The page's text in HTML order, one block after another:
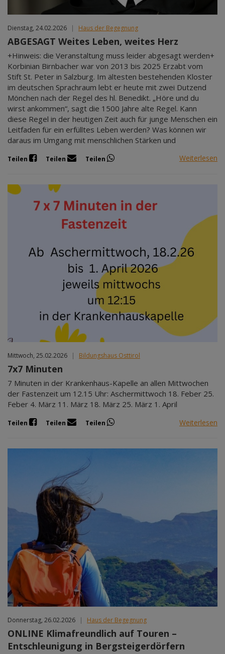
Dienstag, 24.02.2026 | Haus der Begegnung
ABGESAGT Weites Leben, weites Herz
+Hinweis: die Veranstaltung muss leider abgesagt werden+
Korbinian Birnbacher war von 2013 bis 2025 Erzabt vom
Stift St. Peter in Salzburg. Im ältesten bestehenden Kloster
im deutschen Sprachraum lebt er heute mit zwei Dutzend
Mönchen nach der Regel des hl. Benedikt. „Höre und du
wirst ankommen“, sagt die 1500 Jahre alte Regel. Kann
diese Regel in der heutigen Zeit auch für junge Menschen ein
Leitfaden für ein erfülltes Leben werden? Was können wir
daraus im Umgang mit menschlichen Stärken und
Teilen Teilen Teilen Weiterlesen
Mittwoch, 25.02.2026 Bildungshaus Osttirol
7x7 Minuten
7 Minuten in der Krankenhaus-Kapelle an allen Mittwochen
der Fastenzeit um 12.15 Uhr: Aschermittwoch 18. Feber 25.
Feber 4. März 11. März 18. März 25. März 1. April
Teilen Teilen Teilen Weiterlesen
Donnerstag, 26.02.2026 | Haus der Begegnung
ONLINE Klimafreundlich auf Touren –
Entschleunigung in Bergsteigerdörfern